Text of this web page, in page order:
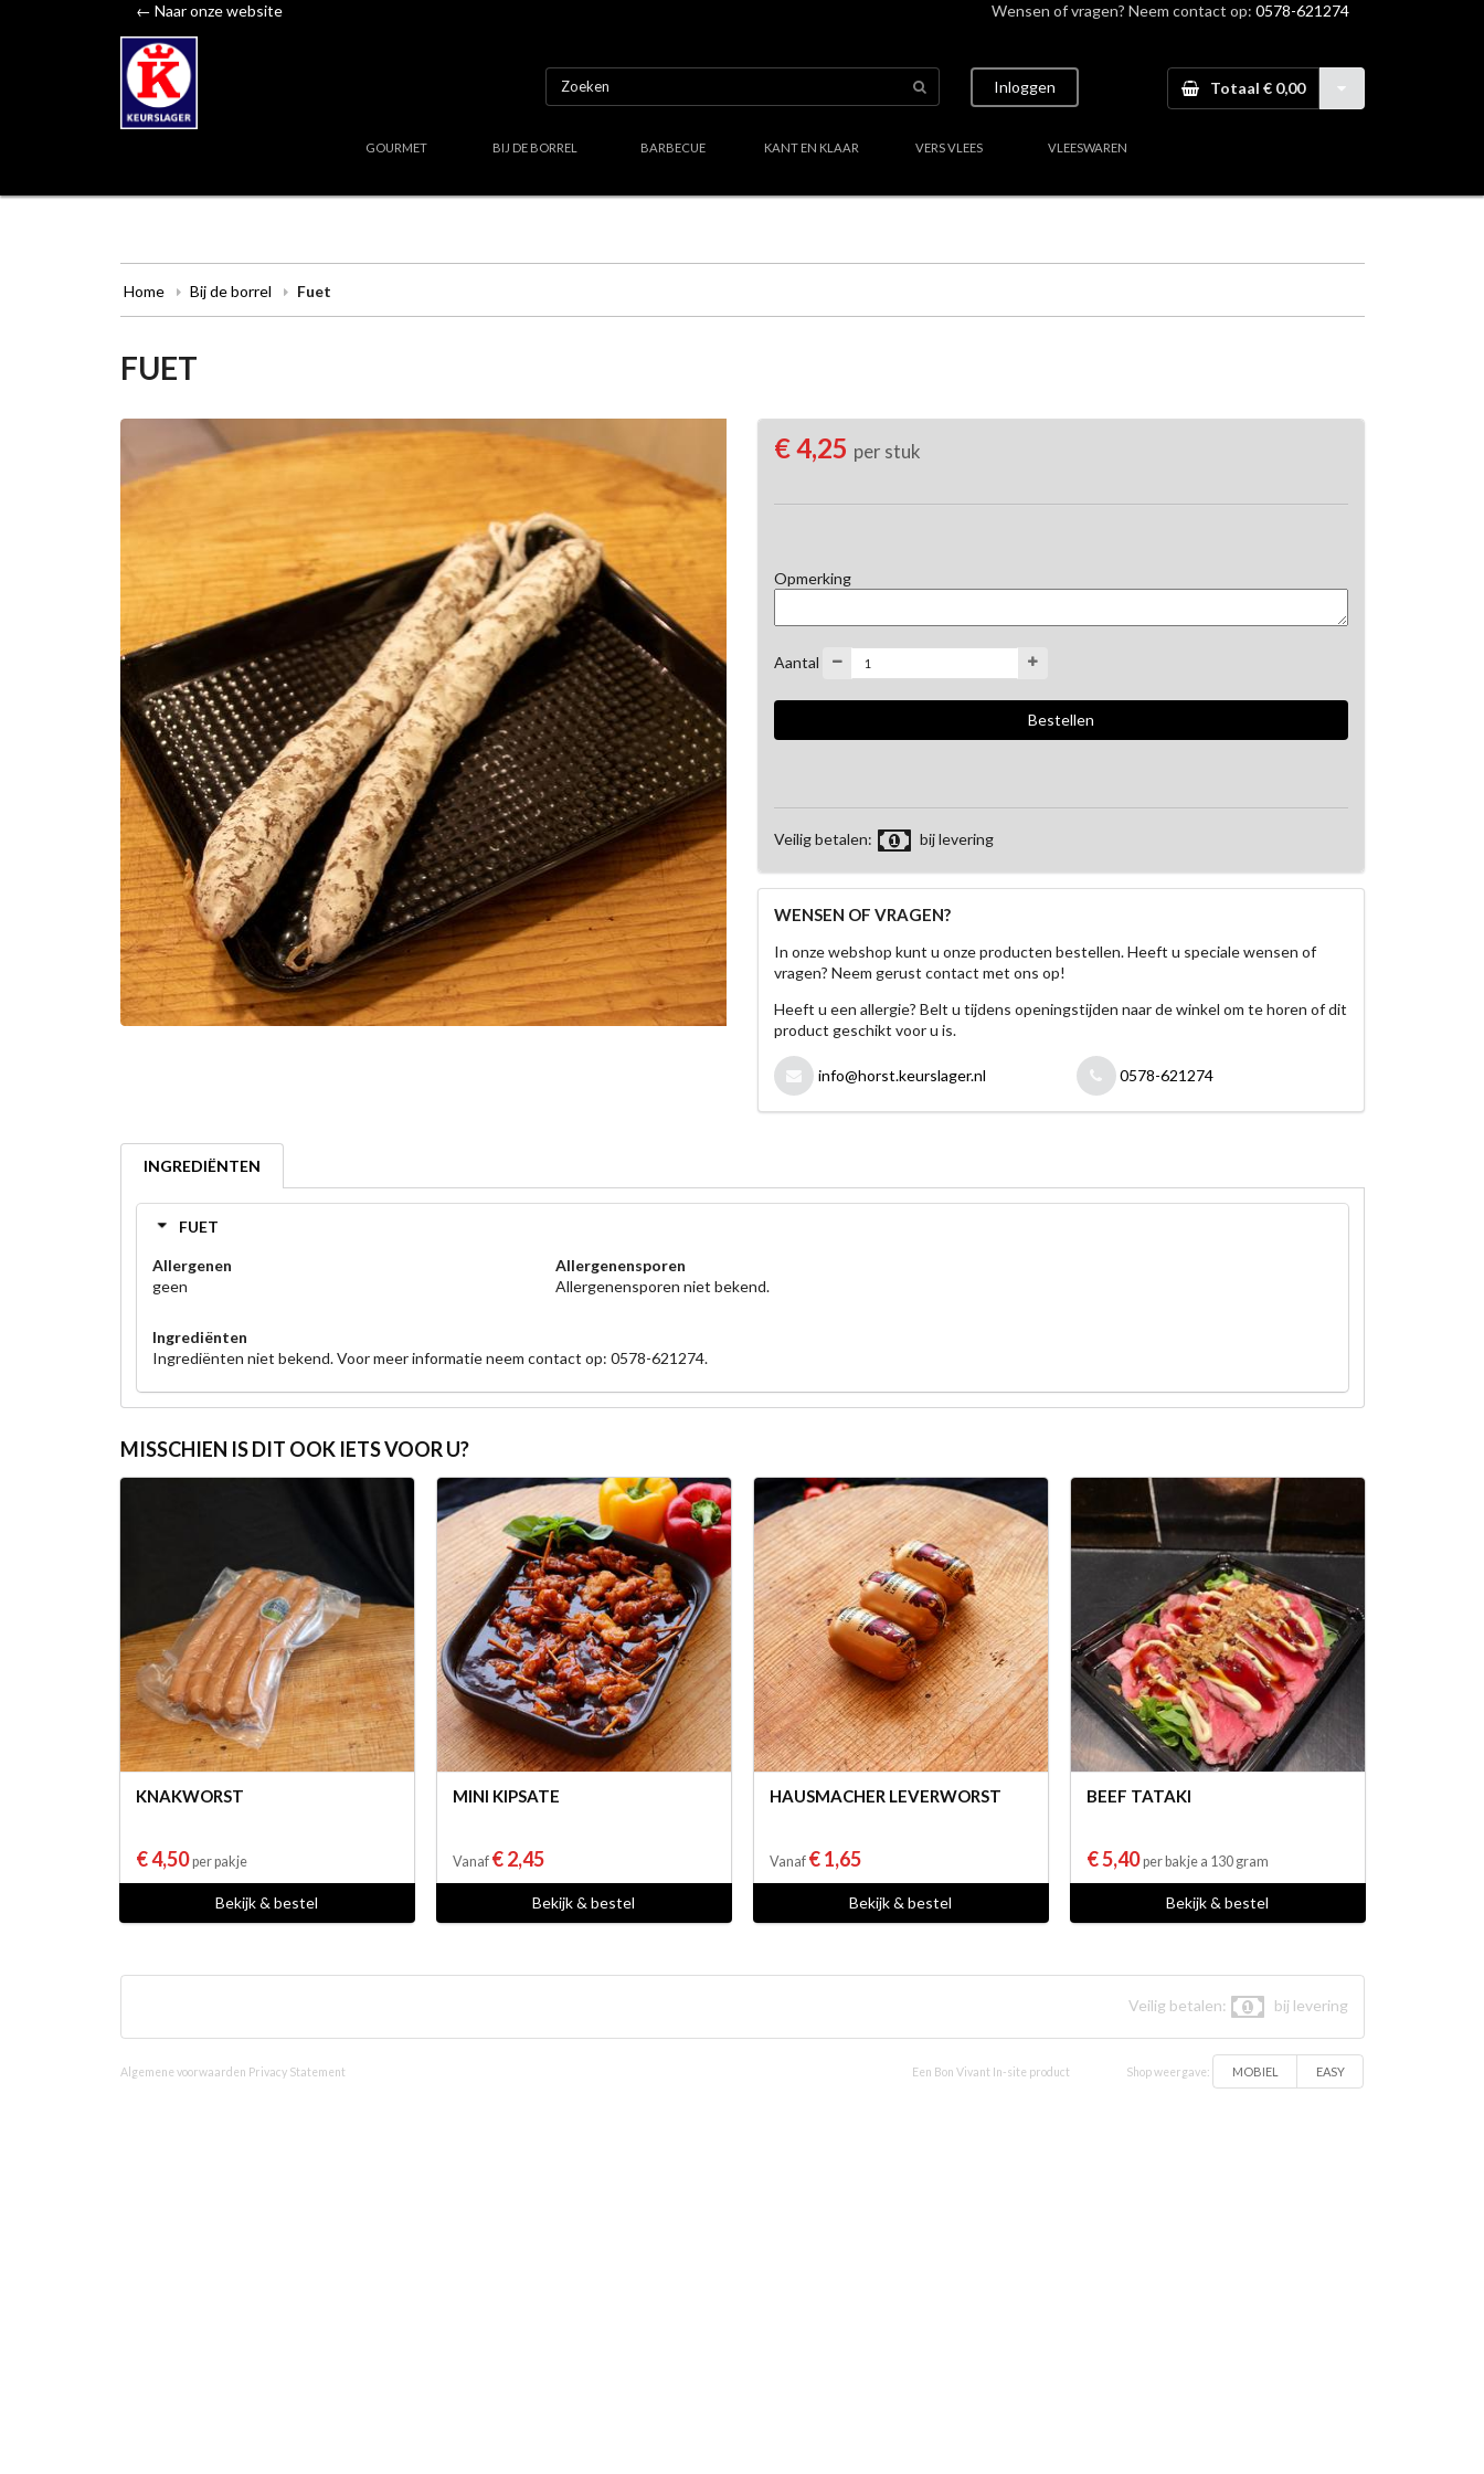
← Naar onze website Wensen of vragen? Neem contact op: 0578-621274
Inloggen Totaal € 0,00
GOURMET BIJ DE BORREL BARBECUE KANT EN KLAAR VERS VLEES VLEESWAREN
Home Bij de borrel Fuet
FUET
€ 4,25 per stuk
Opmerking
Aantal
Veilig betalen: bij levering
WENSEN OF VRAGEN?
In onze webshop kunt u onze producten bestellen. Heeft u speciale wensen of
vragen? Neem gerust contact met ons op!
Heeft u een allergie? Belt u tijdens openingstijden naar de winkel om te horen of dit
product geschikt voor u is.
info@horst.keurslager.nl 0578-621274
INGREDIËNTEN
FUET
Allergenen
geen
Allergenensporen
Allergenensporen niet bekend.
Ingrediënten
Ingrediënten niet bekend. Voor meer informatie neem contact op: 0578-621274.
MISSCHIEN IS DIT OOK IETS VOOR U?
KNAKWORST
€ 4,50per pakje
Bekijk & bestel
MINI KIPSATE
Vanaf € 2,45
Bekijk & bestel
HAUSMACHER LEVERWORST
Vanaf € 1,65
Bekijk & bestel
BEEF TATAKI
€ 5,40per bakje a 130 gram
Bekijk & bestel
Veilig betalen: bij levering
Algemene voorwaarden Privacy Statement Een Bon Vivant In-site product Shop weergave: MOBIEL EASY